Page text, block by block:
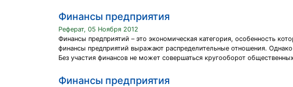
Финансы предприятия
Реферат, 05 Ноября 2012
Финансы предприятий – это экономическая категория, особенность
финансы предприятий выражают распределительные отношения.
Без участия финансов не может совершаться кругооборот
Финансы предприятия